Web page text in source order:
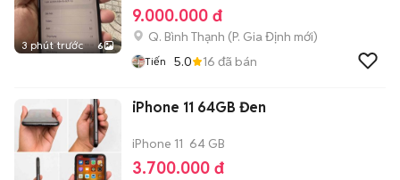
3 phút trước 6
9.000.000 đ
Q. Bình Thạnh (P. Gia Định mới)
Tiến 5.0 16 đã bán
iPhone 11 64GB Đen
iPhone 11 64 GB
3.700.000 đ